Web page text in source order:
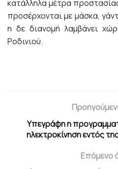
κατάλληλα μέτρα
προσέρχονται με μάσκα,
η δε διανομή λαμβάνει
Ροδινιού.
Υπεγράφη η
ηλεκτροκίνηση εντός
Επόμενο